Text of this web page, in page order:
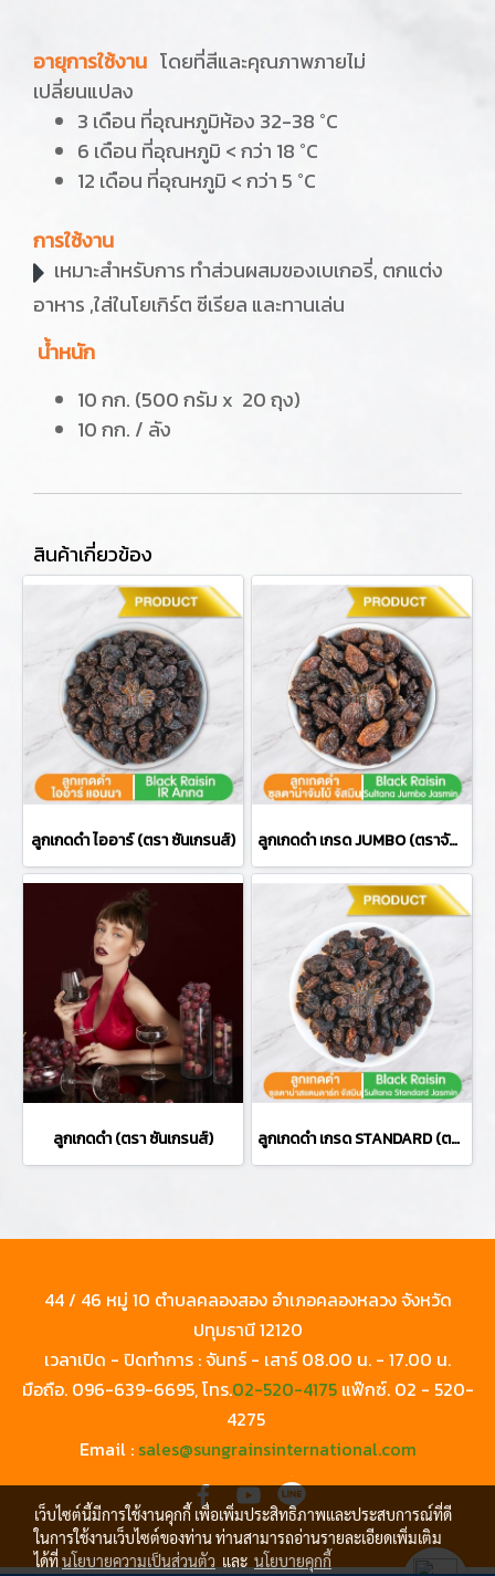
อายุการใช้งาน โดยที่สีและคุณภาพภายไม่
เปลี่ยนแปลง
3 เดือน ที่อุณหภูมิห้อง 32-38 °C
6 เดือน ที่อุณหภูมิ < กว่า 18 °C
12 เดือน ที่อุณหภูมิ < กว่า 5 °C
การใช้งาน
เหมาะสำหรับการ ทำส่วนผสมของเบเกอรี่, ตกแต่ง
อาหาร ,ใส่ในโยเกิร์ต ซีเรียล และทานเล่น
น้ำหนัก
10 กก. (500 กรัม x 20 ถุง)
10 กก. / ลัง
สินค้าเกี่ยวข้อง
ลูกเกดดำ ไออาร์ (ตรา ซันเกรนส์) ลูกเกดดำ เกรด JUMBO (ตราจัสมิน)
ลูกเกดดำ (ตรา ซันเกรนส์) ลูกเกดดำ เกรด STANDARD (ตรา จัสมิน )
44 / 46 หมู่ 10 ตำบลคลองสอง อำเภอคลองหลวง จังหวัด
ปทุมธานี 12120
เวลาเปิด - ปิดทำการ : จันทร์ - เสาร์ 08.00 น. - 17.00 น.
มือถือ. 096-639-6695, โทร.02-520-4175แฟ๊กซ์. 02 - 520-
4275
Email : sales@sungrainsinternational.com
เว็บไซต์นี้มีการใช้งานคุกกี้ เพื่อเพิ่มประสิทธิภาพและประสบการณ์ที่ดี
ในการใช้งานเว็บไซต์ของท่าน ท่านสามารถอ่านรายละเอียดเพิ่มเติม
ได้ที่นโยบายความเป็นส่วนตัว และ นโยบายคุกกี้